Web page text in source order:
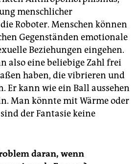
menschlicher
Roboter. Menschen können
Gegenständen emotionale
Beziehungen eingehen.
also eine beliebige Zahl frei
haben, die vibrieren und
Er kann wie ein Ball aussehen
Man könnte mit Wärme oder
der Fantasie keine
daran, wenn